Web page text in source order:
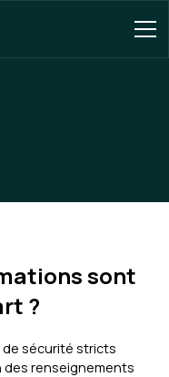
sont
?
de sécurité stricts
des renseignements